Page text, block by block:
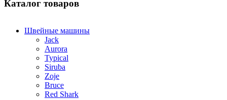
Каталог товаров
Швейные машины
Jack
Aurora
Typical
Siruba
Zoje
Bruce
Red Shark